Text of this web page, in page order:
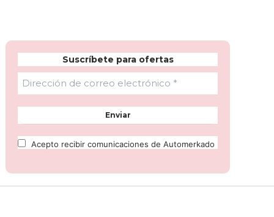
Suscríbete para ofertas
Acepto recibir comunicaciones de Automerkado